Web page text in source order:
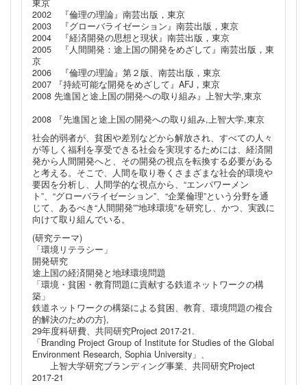
東京
2002 『倫理の理論』南芸出版，東京
2003 『グローバライゼーション』南芸出版，東京
2004 『経済開発の思想と現状』南芸出版，東京
2005 『人間開発：途上国の開発をめざして』南芸出版，東
京
2006 『倫理の理論』第２版、南芸出版，東京
2007 『持続可能な開発をめざして』AFJ，東京
2008 先進国と途上国の開発への取り組み』上智大学,東京
2008 『先進国と途上国の開発への取り組み,上智大学,東京
社会的弱者が、貧困や差別などから解放され、すべての人々
が等しく福利を享受できる社会を実現するためには、経済開
発から人間開発へと、その開発の視点を転換する必要がある
と考える。そこで、人間を取り巻くさまざまな社会的環境や
要因を分析し、人間学的な視点から、“エンパワーメン
ト”、“グローバライゼーション”、“企業倫理”という分野を通
じて、あるべき“人間開発””地球環境”を研究し、かつ、実践に
向けて取り組んでいる。
(研究テーマ)
「環境リテラシー」
開発研究
途上国の経済開発と地球環境問題
「環境・貧困・教育問題に貢献する鉄道ネットワークの構
築」
鉄道ネットワークの構築による貧困、教育、環境問題の複合
的解決のための方},
29年度科研費、共同研究Project 2017-21.
「Branding Project Group of Institute for Studies of the Global
Environment Research, Sophia University」、
上智大学研究ブランディング事業、共同研究Project
2017-21